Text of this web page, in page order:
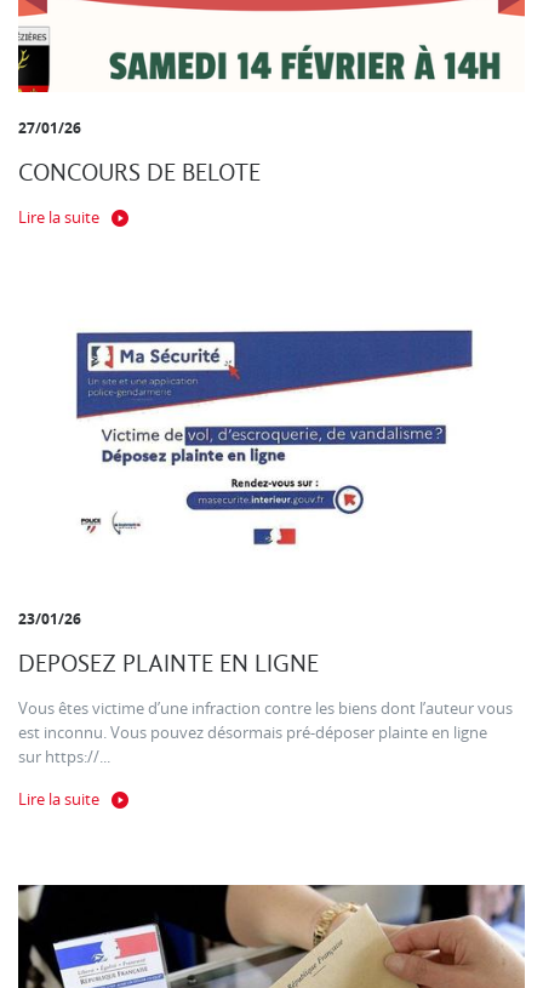
27/01/26
CONCOURS DE BELOTE
Lire la suite
23/01/26
DEPOSEZ PLAINTE EN LIGNE
Vous êtes victime d’une infraction contre les biens dont l’auteur vous
est inconnu. Vous pouvez désormais pré-déposer plainte en ligne
sur https://...
Lire la suite